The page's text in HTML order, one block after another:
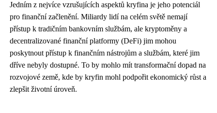
Jedním z nejvíce vzrušujících aspektů kryfina je jeho potenciál
pro finanční začlenění. Miliardy lidí na celém světě nemají
přístup k tradičním bankovním službám, ale kryptoměny a
decentralizované finanční platformy (DeFi) jim mohou
poskytnout přístup k finančním nástrojům a službám, které jim
dříve nebyly dostupné. To by mohlo mít transformační dopad na
rozvojové země, kde by kryfin mohl podpořit ekonomický růst a
zlepšit životní úroveň.